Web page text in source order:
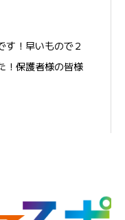
！早いもので２
！保護者様の皆様